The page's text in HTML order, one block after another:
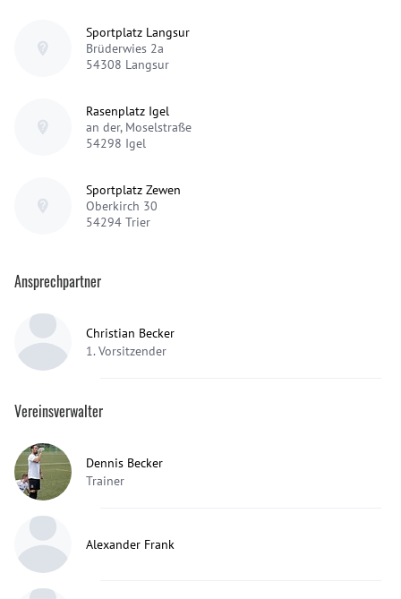
Sportplatz Langsur
Brüderwies 2a
54308 Langsur
Rasenplatz Igel
an der, Moselstraße
54298 Igel
Sportplatz Zewen
Oberkirch 30
54294 Trier
Ansprechpartner
Christian Becker
1. Vorsitzender
Vereinsverwalter
Dennis Becker
Trainer
Alexander Frank